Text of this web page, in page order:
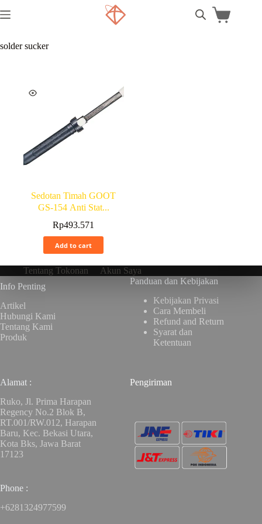
solder sucker
Sedotan Timah GOOT
GS-154 Anti Stat...
Rp493.571
Add to cart
Tentang Tokonan
Akun Saya
Info Penting
Artikel
Hubungi Kami
Tentang Kami
Produk
Panduan dan Kebijakan
Kebijakan Privasi
Cara Membeli
Refund and Return
Syarat dan
Ketentuan
Alamat :
Ruko, Jl. Prima Harapan
Regency No.2 Blok B,
RT.001/RW.012, Harapan
Baru, Kec. Bekasi Utara,
Kota Bks, Jawa Barat
17123
Phone :
+6281324977599
Pengiriman